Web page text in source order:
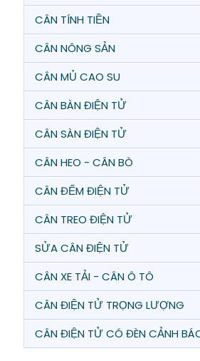
CÂN TÍNH TIỀN
CÂN NÔNG SẢN
CÂN MỦ CAO SU
CÂN BÀN ĐIỆN TỬ
CÂN SÀN ĐIỆN TỬ
CÂN HEO - CÂN BÒ
CÂN ĐẾM ĐIỆN TỬ
CÂN TREO ĐIỆN TỬ
SỬA CÂN ĐIỆN TỬ
CÂN XE TẢI - CÂN Ô TÔ
CÂN ĐIỆN TỬ TRỌNG LƯỢNG
CÂN ĐIỆN TỬ CÓ ĐÈN CẢNH